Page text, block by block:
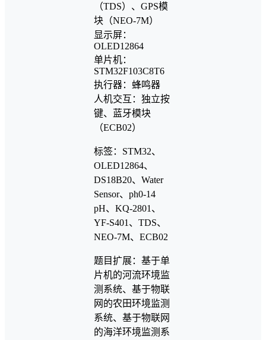
（TDS）、GPS模
块（NEO-7M）
显示屏：
OLED12864
单片机：
STM32F103C8T6
执行器：蜂鸣器
人机交互：独立按
键、蓝牙模块
（ECB02）
标签：STM32、
OLED12864、
DS18B20、Water
Sensor、ph0-14
pH、KQ-2801、
YF-S401、TDS、
NEO-7M、ECB02
题目扩展：基于单
片机的河流环境监
测系统、基于物联
网的农田环境监测
系统、基于物联网
的海洋环境监测系